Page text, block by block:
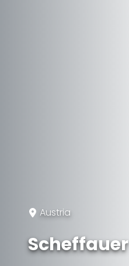
Austria
Scheffauer